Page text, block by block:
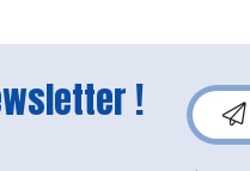
!